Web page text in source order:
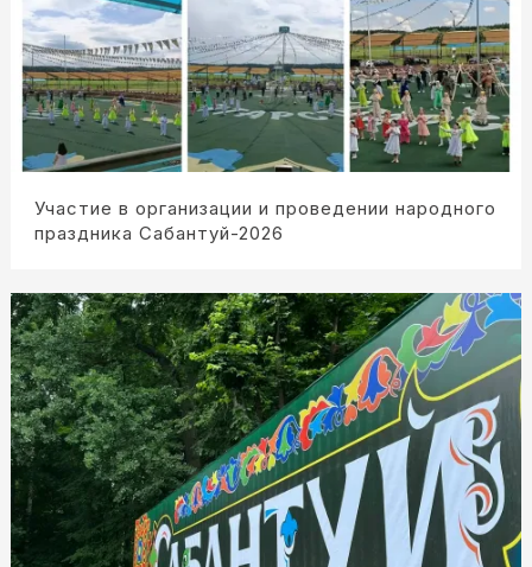
Участие в организации и проведении народного
праздника Сабантуй-2026